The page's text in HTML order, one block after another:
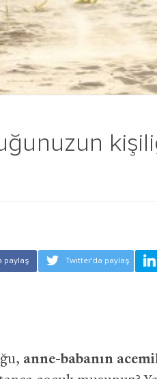
anne-babanın